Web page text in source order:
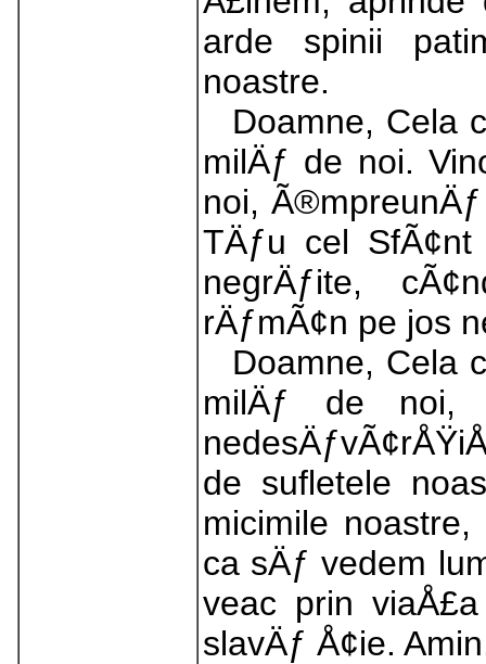
arde spinii
noastre.
Doamne, Cela
milÄƒ de noi.
noi,
TÄƒu cel
negrÄƒite,
rÄƒmÃ¢n pe jos
Doamne, Cela
milÄƒ de noi,
de sufletele
micimile
ca sÄƒ vedem
veac prin
slavÄƒ Å¢ie.